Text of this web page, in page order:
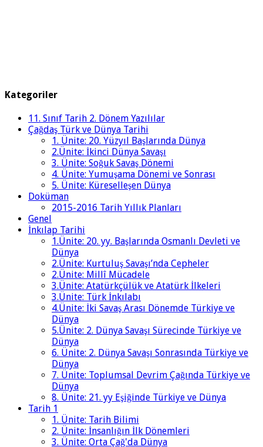
Kategoriler
11. Sınıf Tarih 2. Dönem Yazılılar
Çağdaş Türk ve Dünya Tarihi
1. Ünite: 20. Yüzyıl Başlarında Dünya
2.Ünite: İkinci Dünya Savaşı
3. Ünite: Soğuk Savaş Dönemi
4. Ünite: Yumuşama Dönemi ve Sonrası
5. Ünite: Küreselleşen Dünya
Doküman
2015-2016 Tarih Yıllık Planları
Genel
İnkılap Tarihi
1.Ünite: 20. yy. Başlarında Osmanlı Devleti ve
Dünya
2.Ünite: Kurtuluş Savaşı’nda Cepheler
2.Ünite: Millî Mücadele
3.Ünite: Atatürkçülük ve Atatürk İlkeleri
3.Ünite: Türk İnkılabı
4.Ünite: İki Savaş Arası Dönemde Türkiye ve
Dünya
5.Ünite: 2. Dünya Savaşı Sürecinde Türkiye ve
Dünya
6. Ünite: 2. Dünya Savaşı Sonrasında Türkiye ve
Dünya
7. Ünite: Toplumsal Devrim Çağında Türkiye ve
Dünya
8. Ünite: 21. yy Eşiğinde Türkiye ve Dünya
Tarih 1
1. Ünite: Tarih Bilimi
2. Ünite: İnsanlığın İlk Dönemleri
3. Ünite: Orta Çağ'da Dünya